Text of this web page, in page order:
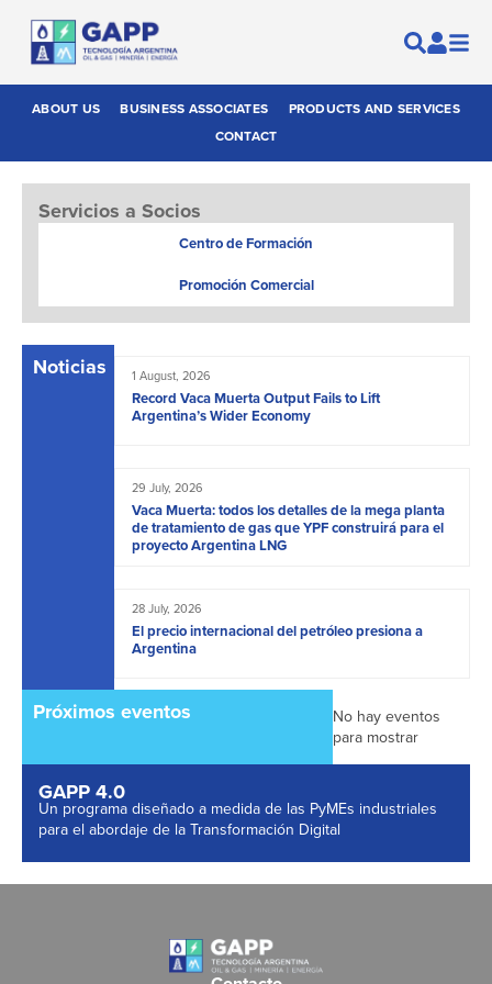
ABOUT US BUSINESS ASSOCIATES
PRODUCTS AND SERVICES
CONTACT
Servicios a Socios
Centro de Formación
Promoción Comercial
Noticias 1 August, 2026
Record Vaca Muerta Output Fails to Lift
Argentina’s Wider Economy
29 July, 2026
Vaca Muerta: todos los detalles de la mega planta
de tratamiento de gas que YPF construirá para el
proyecto Argentina LNG
28 July, 2026
El precio internacional del petróleo presiona a
Argentina
Próximos eventos
No hay eventos
para mostrar
GAPP 4.0
Un programa diseñado a medida de las PyMEs industriales
para el abordaje de la Transformación Digital